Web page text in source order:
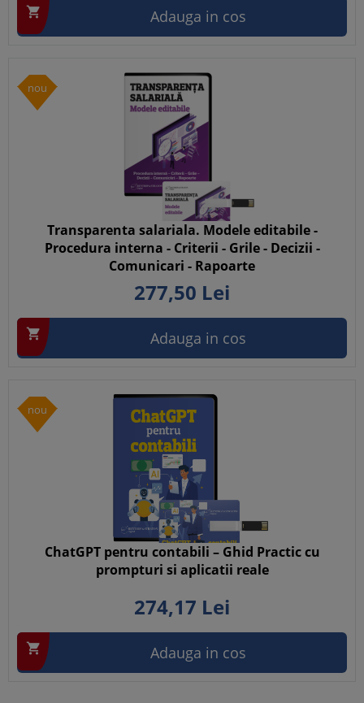
 Adauga in cos
nou
Transparenta salariala. Modele editabile -
Procedura interna - Criterii - Grile - Decizii -
Comunicari - Rapoarte
277,50 Lei
 Adauga in cos
nou
ChatGPT pentru contabili – Ghid Practic cu
prompturi si aplicatii reale
274,17 Lei
 Adauga in cos